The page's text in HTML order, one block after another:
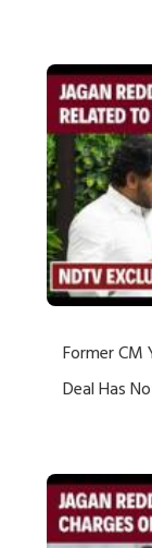
Former CM
Deal Has